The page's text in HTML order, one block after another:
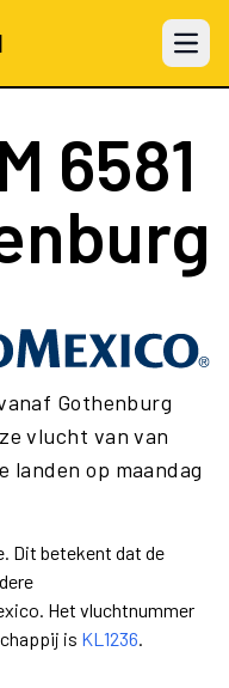
Open
6581
Gothenburg
vlucht van van
landen op maandag
Dit betekent dat de
Het vluchtnummer
is KL1236.